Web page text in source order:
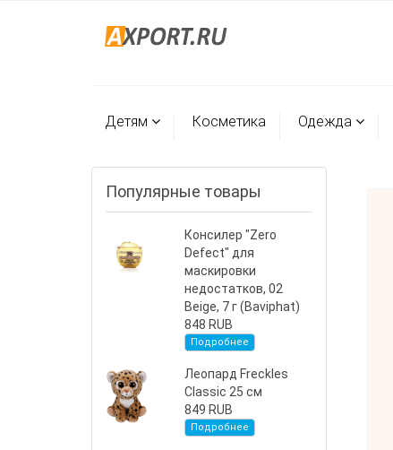
Детям Косметика Одежда
Популярные товары
Консилер "Zero
Defect" для
маскировки
недостатков, 02
Beige, 7 г (Baviphat)
848 RUB
Подробнее
Леопард Freckles
Classic 25 см
849 RUB
Подробнее